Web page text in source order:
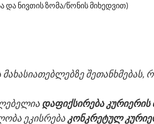
და ნივთის ზომა/წონის მიხედვით)
შეთანხმებას,
დაფიქსირება
ეკისრება კონკრეტულ